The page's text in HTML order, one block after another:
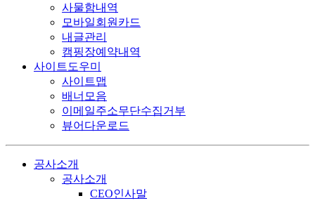
사물함내역
모바일회원카드
내글관리
캠핑장예약내역
사이트도우미
사이트맵
배너모음
이메일주소무단수집거부
뷰어다운로드
공사소개
공사소개
CEO인사말